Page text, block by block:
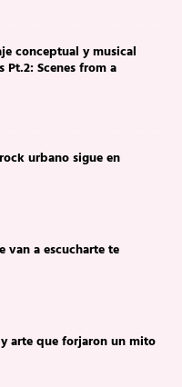
conceptual y musical
Scenes from a
urbano sigue en
van a escucharte te
arte que forjaron un mito